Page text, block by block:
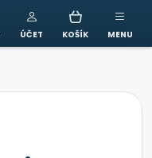
ÚČET KOŠÍK MENU